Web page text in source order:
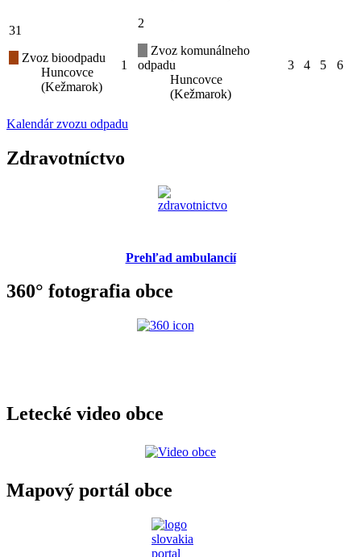
31
Zvoz bioodpadu
Huncovce
(Kežmarok)
1
2
Zvoz komunálneho
odpadu
Huncovce
(Kežmarok)
3 4 5 6
Kalendár zvozu odpadu
Zdravotníctvo
Prehľad ambulancií
360° fotografia obce
Letecké video obce
Mapový portál obce